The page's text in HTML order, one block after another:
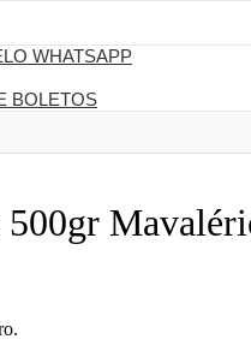
WHATSAPP
BOLETOS